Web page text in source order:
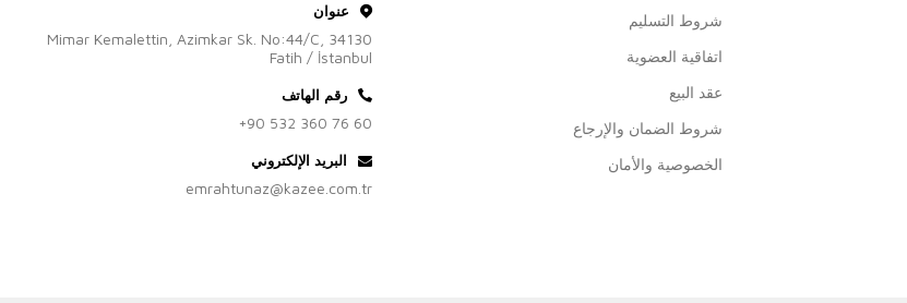
شروط التسليم
اتفاقية العضوية
عقد البيع
شروط الضمان والإرجاع
الخصوصية والأمان
عنوان
Mimar Kemalettin, Azimkar Sk. No:44/C, 34130
Fatih / İstanbul
رقم الهاتف
+90 532 360 76 60
البريد الإلكتروني
emrahtunaz@kazee.com.tr